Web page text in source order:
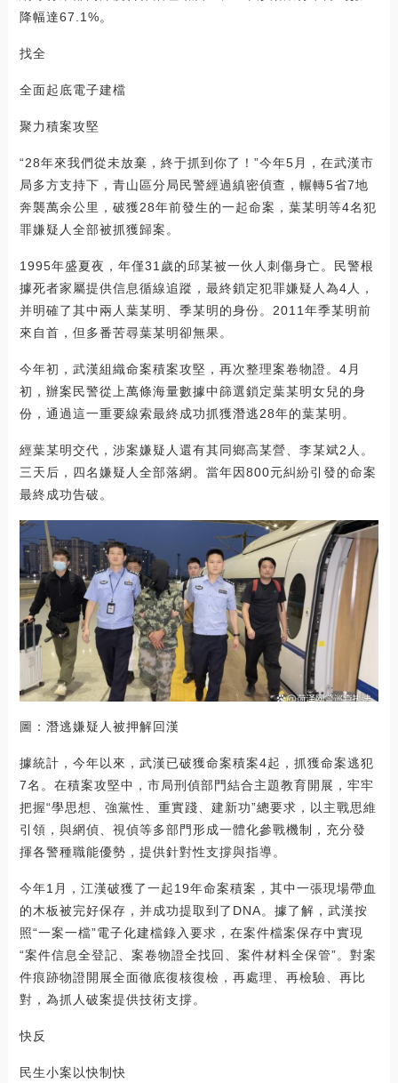
降幅達67.1%。
找全
全面起底電子建檔
聚力積案攻堅
“28年來我們從未放棄，終于抓到你了！”今年5月，在武漢市
局多方支持下，青山區分局民警經過縝密偵查，輾轉5省7地
奔襲萬余公里，破獲28年前發生的一起命案，葉某明等4名犯
罪嫌疑人全部被抓獲歸案。
1995年盛夏夜，年僅31歲的邱某被一伙人刺傷身亡。民警根
據死者家屬提供信息循線追蹤，最終鎖定犯罪嫌疑人為4人，
并明確了其中兩人葉某明、季某明的身份。2011年季某明前
來自首，但多番苦尋葉某明卻無果。
今年初，武漢組織命案積案攻堅，再次整理案卷物證。4月
初，辦案民警從上萬條海量數據中篩選鎖定葉某明女兒的身
份，通過這一重要線索最終成功抓獲潛逃28年的葉某明。
經葉某明交代，涉案嫌疑人還有其同鄉高某營、李某斌2人。
三天后，四名嫌疑人全部落網。當年因800元糾紛引發的命案
最終成功告破。
圖：潛逃嫌疑人被押解回漢
據統計，今年以來，武漢已破獲命案積案4起，抓獲命案逃犯
7名。在積案攻堅中，市局刑偵部門結合主題教育開展，牢牢
把握“學思想、強黨性、重實踐、建新功”總要求，以主戰思維
引領，與網偵、視偵等多部門形成一體化參戰機制，充分發
揮各警種職能優勢，提供針對性支撐與指導。
今年1月，江漢破獲了一起19年命案積案，其中一張現場帶血
的木板被完好保存，并成功提取到了DNA。據了解，武漢按
照“一案一檔”電子化建檔錄入要求，在案件檔案保存中實現
“案件信息全登記、案卷物證全找回、案件材料全保管”。對案
件痕跡物證開展全面徹底復核復檢，再處理、再檢驗、再比
對，為抓人破案提供技術支撐。
快反
民生小案以快制快